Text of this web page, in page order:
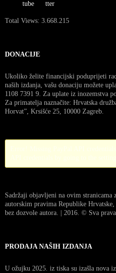
Total Views: 3.668.215
DONACIJE
Ukoliko želite financijski poduprijeti
naših izdanja, vašu donaciju možete
1108 7391 9. Za uplate iz inozemstva
Za primatelja naznačite: Hrvatska
Horvat”, Krsišće 25, 10000 Zagreb.
Sadržaji objavljeni na ovim stranicama
autorskim pravima Republike
bez dozvole autora. | 2016. © Sva
PRODAJA NAŠIH IZDANJA
U ožujku 2025. iz tiska su izašla nova